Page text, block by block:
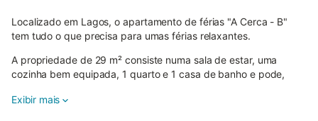
Localizado em Lagos, o apartamento de férias "A Cerca - B"
tem tudo o que precisa para umas férias relaxantes.
A propriedade de 29 m² consiste numa sala de estar, uma
cozinha bem equipada, 1 quarto e 1 casa de banho e pode,
Exibir mais